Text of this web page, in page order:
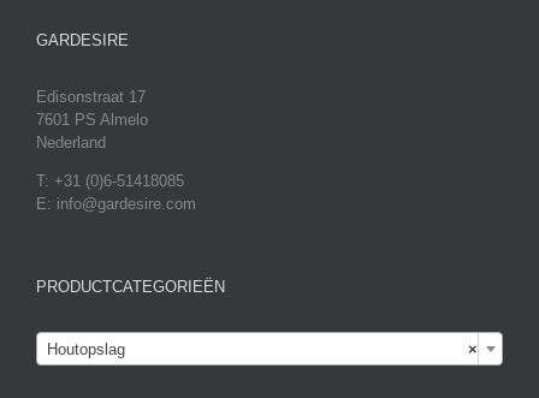
GARDESIRE
Edisonstraat 17
7601 PS Almelo
Nederland
T: +31 (0)6-51418085
E: info@gardesire.com
PRODUCTCATEGORIEËN
×
Houtopslag